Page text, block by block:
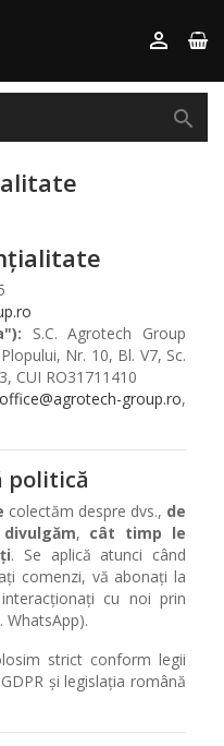


S.C. Agrotech Group
Nr. 10, Bl. V7, Sc.
CUI RO31711410
office@agrotech-group.ro,
politică
colectăm despre dvs., de
, cât timp le
. Se aplică atunci când
comenzi, vă abonați la
cu noi prin
WhatsApp).
strict conform legii
și legislația română